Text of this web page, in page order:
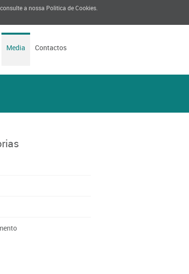
a nossa Politica de Cookies
Media Contactos